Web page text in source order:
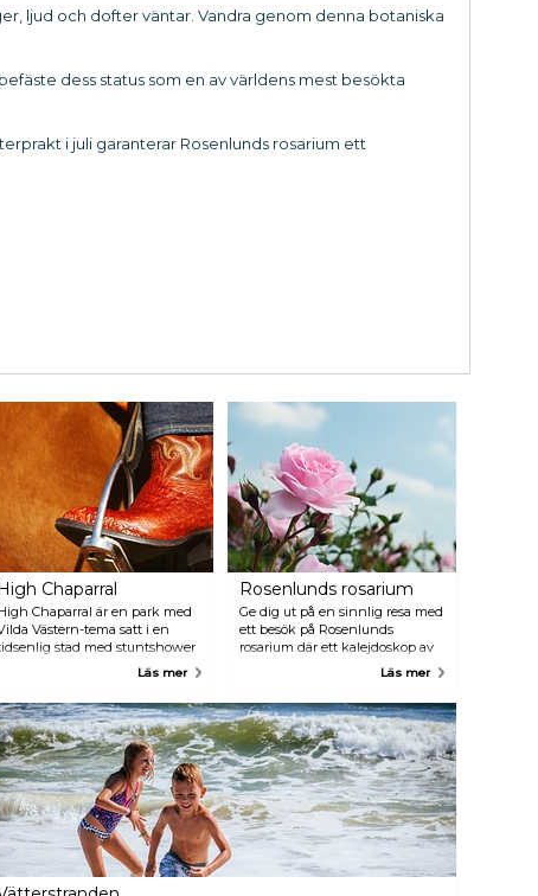
ljud och dofter väntar. Vandra genom denna botaniska
dess status som en av världens mest besökta
i juli garanterar Rosenlunds rosarium ett
Chaparral
Chaparral är en park med
Västern-tema satt i en
stad med stuntshower
och andra fascinerande
tågresa, prova att
guld, eller släpp loss din
cowgirl eller cowboy på en
genom Vilda Västern.
Chaparral är en unik
Läs mer
Rosenlunds rosarium
Ge dig ut på en sinnlig resa med
ett besök på Rosenlunds
rosarium där ett kalejdoskop av
färger, ljud och dofter väntar.
Vandra genom denna botaniska
pärla och upptäck mer än 550
olika sorters rosor. År 2022 fick
denna blomstrande fristad det
prestigefyllda ”Award of Garden
Excellence” vilket befäste dess
status som en av världens mest
besökta rosenträdgårdar. Från
de tidiga blomningarna i maj till
klätterrosornas och de
gammaldags buskrosornas
blomsterprakt i juli garanterar
Läs mer